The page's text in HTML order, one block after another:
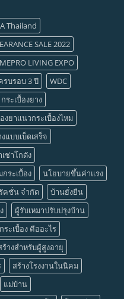
Thailand
SALE 2022
LIVING EXPO
รบรอบ 3 ปี
WDC
กระเบื้องยาง
งยาแนวกระเบื้องไหม
แบบเบ็ดเสร็จ
ช่าโกดัง
ระเบื้อง
นโยบายขึ้นค่าแรง
คชั่น จำกัด
บ้านยั่งยืน
ผู้รับเหมาปรับปรุงบ้าน
ระเบื้อง คืออะไร
างสำหรับผู้สูงอายุ
สร้างโรงงานในนิคม
แม่บ้าน